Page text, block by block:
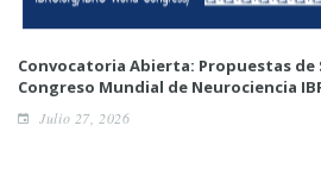
Convocatoria Abierta: Propuestas de
Congreso Mundial de Neurociencia
Julio 27, 2026